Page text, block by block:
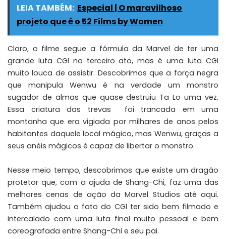
LEIA TAMBÉM: Especial | O maravilhoso
projeto que é o 52 Films by Women
Claro, o filme segue a fórmula da Marvel de ter uma
grande luta CGI no terceiro ato, mas é uma luta CGI
muito louca de assistir. Descobrimos que a força negra
que manipula Wenwu é na verdade um monstro
sugador de almas que quase destruiu Ta Lo uma vez.
Essa criatura das trevas foi trancada em uma
montanha que era vigiada por milhares de anos pelos
habitantes daquele local mágico, mas Wenwu, graças a
seus anéis mágicos é capaz de libertar o monstro.
Nesse meio tempo, descobrimos que existe um dragão
protetor que, com a ajuda de Shang-Chi, faz uma das
melhores cenas de ação da Marvel Studios até aqui.
Também ajudou o fato do CGI ter sido bem filmado e
intercalado com uma luta final muito pessoal e bem
coreografada entre Shang-Chi e seu pai.